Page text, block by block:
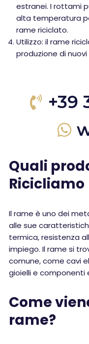
estranei. I rottami
alta temperatura
rame riciclato.
Utilizzo: il rame
produzione di nuovi
+39
Quali
Ricicliamo
Il rame è uno dei
alle sue
termica, resistenza
impiego. Il rame si
comune, come cavi
gioielli e componenti
Come
rame?